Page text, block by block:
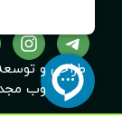
طراحی و
وب